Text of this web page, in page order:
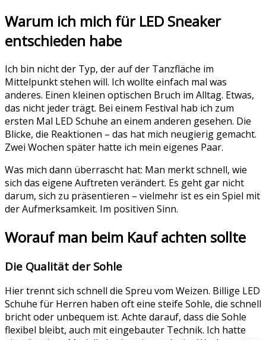
Warum ich mich für LED Sneaker
entschieden habe
Ich bin nicht der Typ, der auf der Tanzfläche im
Mittelpunkt stehen will. Ich wollte einfach mal was
anderes. Einen kleinen optischen Bruch im Alltag. Etwas,
das nicht jeder trägt. Bei einem Festival hab ich zum
ersten Mal LED Schuhe an einem anderen gesehen. Die
Blicke, die Reaktionen – das hat mich neugierig gemacht.
Zwei Wochen später hatte ich mein eigenes Paar.
Was mich dann überrascht hat: Man merkt schnell, wie
sich das eigene Auftreten verändert. Es geht gar nicht
darum, sich zu präsentieren – vielmehr ist es ein Spiel mit
der Aufmerksamkeit. Im positiven Sinn.
Worauf man beim Kauf achten sollte
Die Qualität der Sohle
Hier trennt sich schnell die Spreu vom Weizen. Billige LED
Schuhe für Herren haben oft eine steife Sohle, die schnell
bricht oder unbequem ist. Achte darauf, dass die Sohle
flexibel bleibt, auch mit eingebauter Technik. Ich hatte